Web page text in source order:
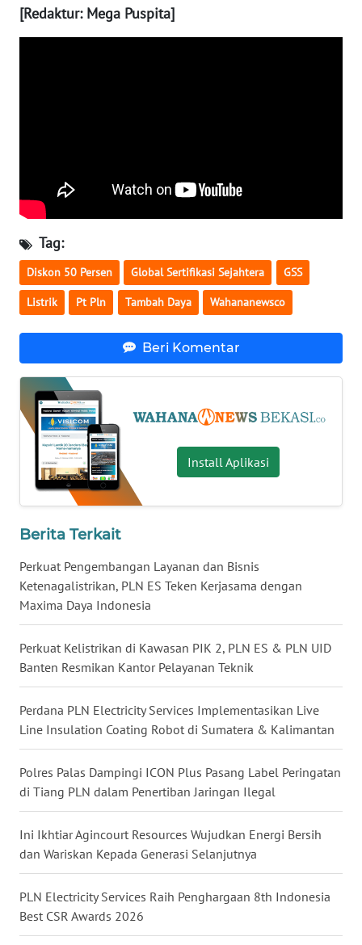
[Redaktur: Mega Puspita]
Tag:
Diskon 50 Persen Global Sertifikasi Sejahtera GSS
Listrik Pt Pln Tambah Daya Wahananewsco
Beri Komentar
Install Aplikasi
Berita Terkait
Perkuat Pengembangan Layanan dan Bisnis
Ketenagalistrikan, PLN ES Teken Kerjasama dengan
Maxima Daya Indonesia
Perkuat Kelistrikan di Kawasan PIK 2, PLN ES & PLN UID
Banten Resmikan Kantor Pelayanan Teknik
Perdana PLN Electricity Services Implementasikan Live
Line Insulation Coating Robot di Sumatera & Kalimantan
Polres Palas Dampingi ICON Plus Pasang Label Peringatan
di Tiang PLN dalam Penertiban Jaringan Ilegal
Ini Ikhtiar Agincourt Resources Wujudkan Energi Bersih
dan Wariskan Kepada Generasi Selanjutnya
PLN Electricity Services Raih Penghargaan 8th Indonesia
Best CSR Awards 2026
KEPULAUAN
SERIBU
WN
CIREBON
WN
INDRAMAYU
WN
KUNINGAN
WN
MAJALENGKA
WN
SUBANG
WN
PURWAKARTA
WN
TIMUR
WN
SEMARANG
WN
SOLO
WN
BOROBUDUR
WN